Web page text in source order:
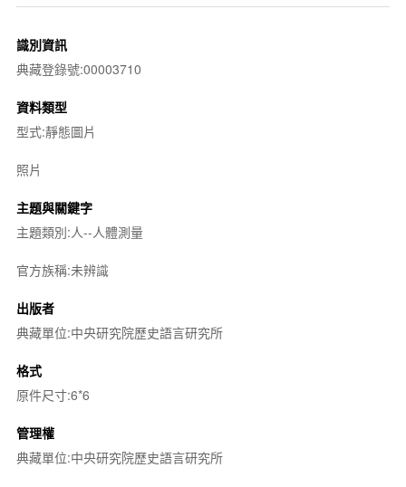
識別資訊
典藏登錄號:00003710
資料類型
型式:靜態圖片
照片
主題與關鍵字
主題類別:人--人體測量
官方族稱:未辨識
出版者
典藏單位:中央研究院歷史語言研究所
格式
原件尺寸:6*6
管理權
典藏單位:中央研究院歷史語言研究所